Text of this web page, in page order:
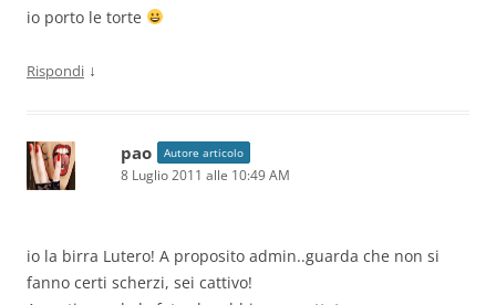
io porto le torte
Rispondi ↓
pao Autore articolo
8 Luglio 2011 alle 10:49 AM
io la birra Lutero! A proposito admin..guarda che non si
fanno certi scherzi, sei cattivo!